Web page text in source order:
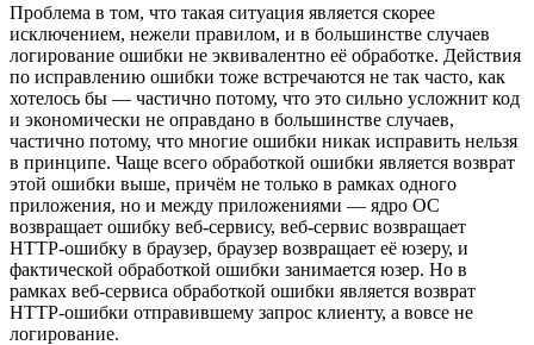
Проблема в том, что такая ситуация является скорее
исключением, нежели правилом, и в большинстве случаев
логирование ошибки не эквивалентно её обработке. Действия
по исправлению ошибки тоже встречаются не так часто, как
хотелось бы — частично потому, что это сильно усложнит код
и экономически не оправдано в большинстве случаев,
частично потому, что многие ошибки никак исправить нельзя
в принципе. Чаще всего обработкой ошибки является возврат
этой ошибки выше, причём не только в рамках одного
приложения, но и между приложениями — ядро ОС
возвращает ошибку веб-сервису, веб-сервис возвращает
HTTP-ошибку в браузер, браузер возвращает её юзеру, и
фактической обработкой ошибки занимается юзер. Но в
рамках веб-сервиса обработкой ошибки является возврат
HTTP-ошибки отправившему запрос клиенту, а вовсе не
логирование.